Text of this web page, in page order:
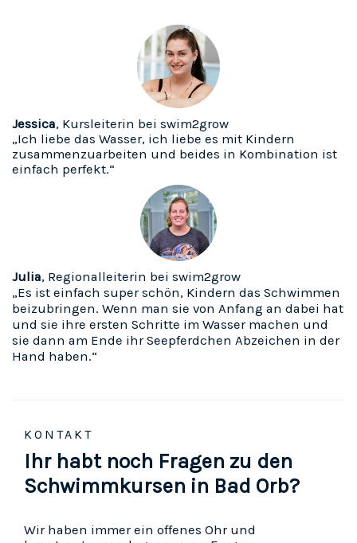
Jessica, Kursleiterin bei swim2grow
„Ich liebe das Wasser, ich liebe es mit Kindern
zusammenzuarbeiten und beides in Kombination ist
einfach perfekt.“
Julia, Regionalleiterin bei swim2grow
„Es ist einfach super schön, Kindern das Schwimmen
beizubringen. Wenn man sie von Anfang an dabei hat
und sie ihre ersten Schritte im Wasser machen und
sie dann am Ende ihr Seepferdchen Abzeichen in der
Hand haben.“
KONTAKT
Ihr habt noch Fragen zu den
Schwimmkursen in Bad Orb?
Wir haben immer ein offenes Ohr und